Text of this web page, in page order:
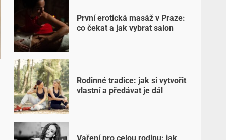
První erotická masáž v Praze:
co čekat a jak vybrat salon
Rodinné tradice: jak si vytvořit
vlastní a předávat je dál
Vaření pro celou rodinu: jak